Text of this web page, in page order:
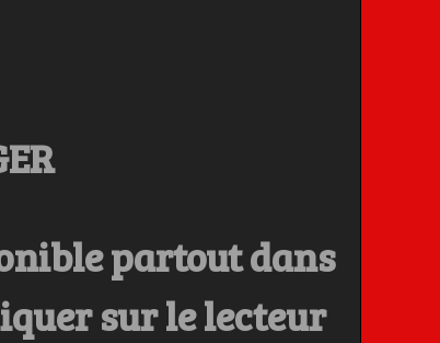
partout dans
sur le lecteur